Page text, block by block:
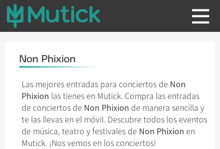
Non Phixion
Las mejores entradas para conciertos de Non
Phixion las tienes en Mutick. Compra las entradas
de conciertos de Non Phixion de manera sencilla y
te las llevas en el móvil. Descubre todos los eventos
de música, teatro y festivales de Non Phixion en
Mutick. ¡Nos vemos en los conciertos!